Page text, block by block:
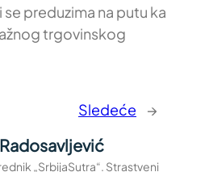
preduzima na putu ka
trgovinskog
Sledeće →
„SrbijaSutra“. Strastveni